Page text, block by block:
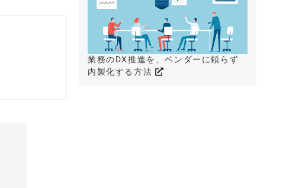
業務のDX推進を、ベンダーに頼らず
内製化する方法